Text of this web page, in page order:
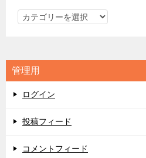
カ
リ
ー
管理用
ログイン
投稿フィード
コメントフィード